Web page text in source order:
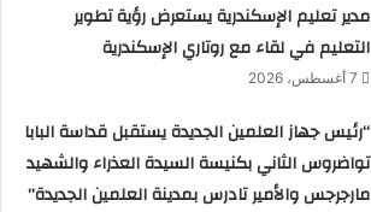
مدير تعليم الإسكندرية يستعرض رؤية تطوير
التعليم في لقاء مع روتاري الإسكندرية
7 أغسطس، 2026
“رئيس جهاز العلمين الجديدة يستقبل قداسة البابا
تواضروس الثاني بكنيسة السيدة العذراء والشهيد
مارجرجس والأمير تادرس بمدينة العلمين الجديدة”